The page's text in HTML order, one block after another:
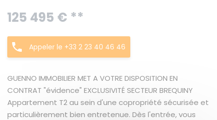
125 495 € **
Appeler le +33 2 23 40 46 46
GUENNO IMMOBILIER MET A VOTRE DISPOSITION EN
CONTRAT "évidence" EXCLUSIVITÉ SECTEUR BREQUINY
Appartement T2 au sein d'une copropriété sécurisée et
particulièrement bien entretenue. Dès l'entrée, vous